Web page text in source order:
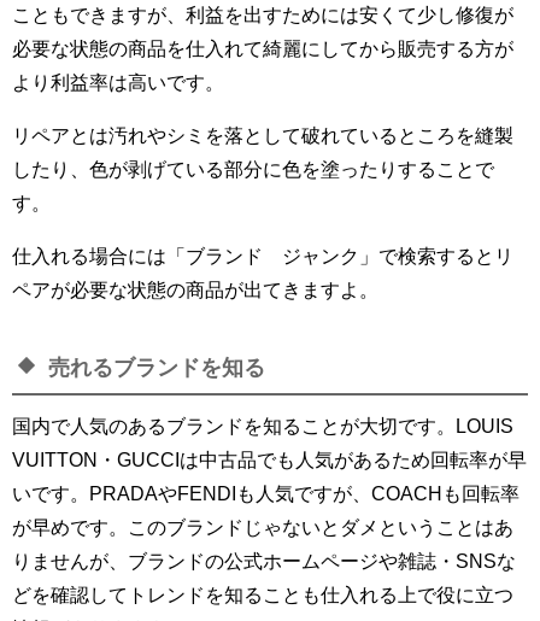
こともできますが、利益を出すためには安くて少し修復が
必要な状態の商品を仕入れて綺麗にしてから販売する方が
より利益率は高いです。
リペアとは汚れやシミを落として破れているところを縫製
したり、色が剥げている部分に色を塗ったりすることで
す。
仕入れる場合には「ブランド ジャンク」で検索するとリ
ペアが必要な状態の商品が出てきますよ。
売れるブランドを知る
国内で人気のあるブランドを知ることが大切です。LOUIS
VUITTON・GUCCIは中古品でも人気があるため回転率が早
いです。PRADAやFENDIも人気ですが、COACHも回転率
が早めです。このブランドじゃないとダメということはあ
りませんが、ブランドの公式ホームページや雑誌・SNSな
どを確認してトレンドを知ることも仕入れる上で役に立つ